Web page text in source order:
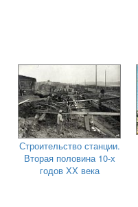
Строительство станции.
Вторая половина 10-х
годов ХХ века